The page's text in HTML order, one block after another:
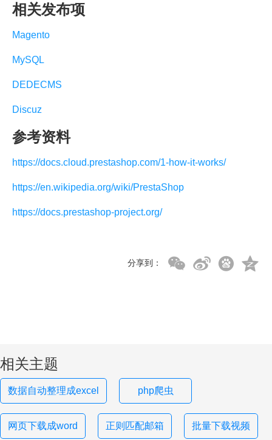
相关发布项
Magento
MySQL
DEDECMS
Discuz
参考资料
https://docs.cloud.prestashop.com/1-how-it-works/
https://en.wikipedia.org/wiki/PrestaShop
https://docs.prestashop-project.org/
分享到：
相关主题
数据自动整理成excel php爬虫
网页下载成word 正则匹配邮箱 批量下载视频